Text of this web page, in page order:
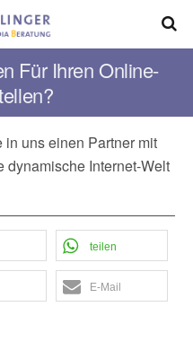
Für Ihren Online-
uns einen Partner mit
Internet-Welt
teilen
E-Mail